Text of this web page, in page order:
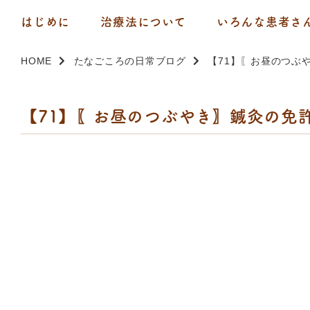
はじめに 治療法について いろんな患者さ
HOME たなごころの日常ブログ 【71】〖お昼のつ
【71】〖お昼のつぶやき〗鍼灸の